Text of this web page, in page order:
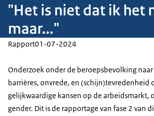
"Het is niet dat ik het
maar…"
Rapport01-07-2024
Onderzoek onder de beroepsbevolking naar
barrières, onvrede, en (schijn)tevredenheid
gelijkwaardige kansen op de arbeidsmarkt,
gender. Dit is de rapportage van fase 2 van